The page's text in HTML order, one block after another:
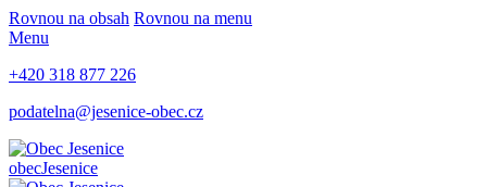
Rovnou na obsah Rovnou na menu
Menu
+420 318 877 226
podatelna@jesenice-obec.cz
obecJesenice